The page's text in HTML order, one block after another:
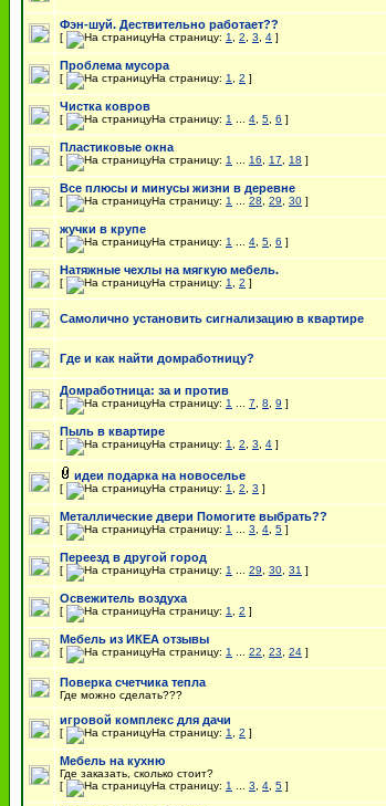
Фэн-шуй. Дествительно работает??
[ На страницу: 1 2 3 4 ]
Проблема мусора
[ На страницу: 1 2 ]
Чистка ковров
[ На страницу: 1 4 5 6 ]
Пластиковые окна
[ На страницу: 1 16 17 18 ]
Все плюсы и минусы жизни в деревне
[ На страницу: 1 28 29 30 ]
жучки в крупе
[ На страницу: 1 4 5 6 ]
Натяжные чехлы на мягкую мебель.
[ На страницу: 1 2 ]
Самолично установить сигнализацию в квартире
Где и как найти домработницу?
Домработница: за и против
[ На страницу: 1 7 8 9 ]
Пыль в квартире
[ На страницу: 1 2 3 4 ]
идеи подарка на новоселье
[ На страницу: 1 2 3 ]
Металлические двери Помогите выбрать??
[ На страницу: 1 3 4 5 ]
Переезд в другой город
[ На страницу: 1 29 30 31 ]
Освежитель воздуха
[ На страницу: 1 2 ]
Мебель из ИКЕА отзывы
[ На страницу: 1 22 23 24 ]
Поверка счетчика тепла
Где можно сделать???
игровой комплекс для дачи
[ На страницу: 1 2 ]
Мебель на кухню
Где заказать, сколько стоит?
[
На страницу: 1 3 4 5 ]